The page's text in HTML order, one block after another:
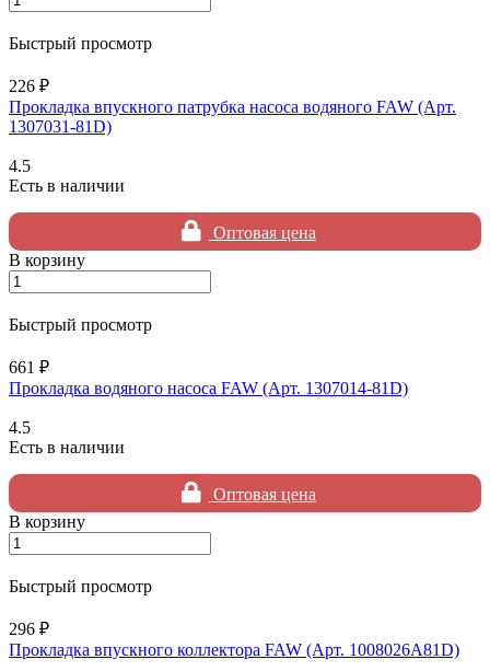
Быстрый просмотр
226 ₽
Прокладка впускного патрубка насоса водяного FAW (Арт.
1307031-81D)
4.5
Есть в наличии
Оптовая цена
В корзину
Быстрый просмотр
661 ₽
Прокладка водяного насоса FAW (Арт. 1307014-81D)
4.5
Есть в наличии
Оптовая цена
В корзину
Быстрый просмотр
296 ₽
Прокладка впускного коллектора FAW (Арт. 1008026A81D)